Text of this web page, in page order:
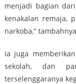
menjadi bagian
kenakalan remaja,
narkoba,”
Ia juga
sekolah, dan
terselenggaranya